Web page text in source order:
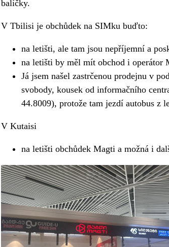
balíčky.
V Tbilisi je obchůdek na SIMku buďto:
na letišti, ale tam jsou nepříjemní a
na letišti by měl mít obchod i operátor
Já jsem našel zastrčenou prodejnu v
svobody, kousek od informačního
44.8009), protože tam jezdí autobus z
V Kutaisi
na letišti obchůdek Magti a možná i